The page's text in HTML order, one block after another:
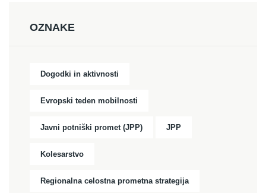
OZNAKE
Dogodki in aktivnosti
Evropski teden mobilnosti
Javni potniški promet (JPP) JPP
Kolesarstvo
Regionalna celostna prometna strategija